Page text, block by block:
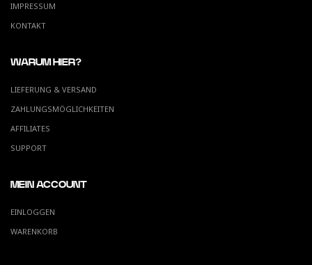
IMPRESSUM
KONTAKT
WARUM HIER?
LIEFERUNG & VERSAND
ZAHLUNGSMÖGLICHKEITEN
AFFILIATES
SUPPORT
MEIN ACCOUNT
EINLOGGEN
WARENKORB